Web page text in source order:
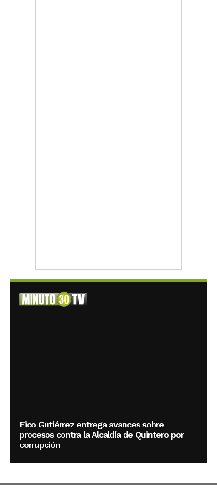
Fico Gutiérrez entrega avances sobre
procesos contra la Alcaldía de Quintero por
corrupción